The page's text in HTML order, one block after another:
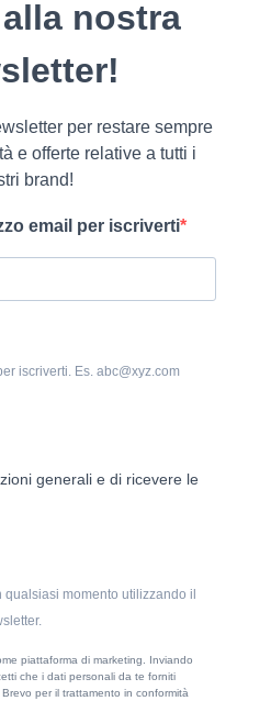
nostra
per restare sempre
e offerte relative a tutti i
brand!
email per iscriverti
iscriverti. Es. abc@xyz.com
generali e di ricevere le
momento utilizzando il
piattaforma di marketing. Inviando
che i dati personali da te forniti
per il trattamento in conformità